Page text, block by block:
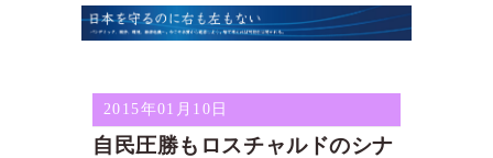
2015年01月10日
自民圧勝もロスチャルドのシナ